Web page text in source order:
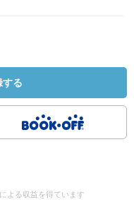
する
よる収益を得ています